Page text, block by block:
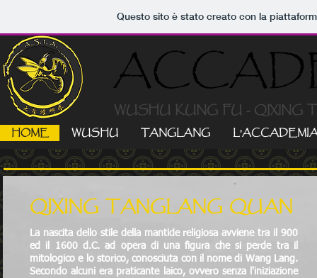
Questo sito è stato creato con la
WUSHU KUNG FU -
HOME WUSHU TANGLANG
QIXING TANGLANG QUAN
La nascita dello stile della mantide religiosa avviene tra il 900
ed il 1600 d.C. ad opera di una figura che si perde tra il
mitologico e lo storico, conosciuta con il nome di Wang Lang.
Secondo alcuni era praticante laico, ovvero senza l'iniziazione